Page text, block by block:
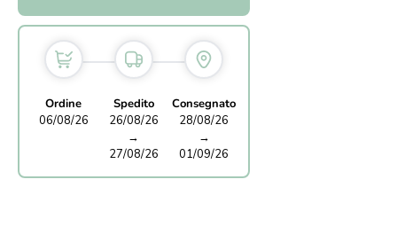
Ordine
06/08/26
Spedito
26/08/26
→
27/08/26
Consegnato
28/08/26
→
01/09/26